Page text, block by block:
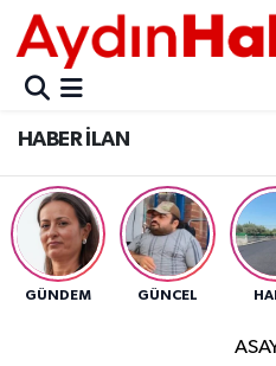
HABER İLAN
GÜNDEM GÜNCEL
GÜNCEL
POLİTİKA
BELEDİYELER
ASAYİŞ
Aydın Nöbetçi
Aydın Hava Durumu
Aydin Namaz Vakitleri
Aydın Trafik Yoğunluk